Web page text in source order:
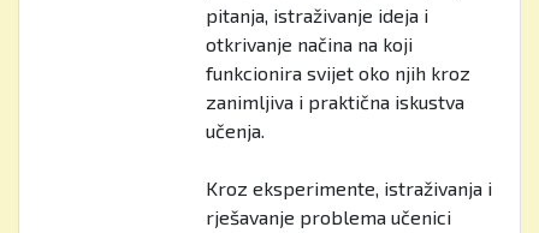
pitanja, istraživanje ideja i
otkrivanje načina na koji
funkcionira svijet oko njih kroz
zanimljiva i praktična iskustva
učenja.
Kroz eksperimente, istraživanja i
rješavanje problema učenici